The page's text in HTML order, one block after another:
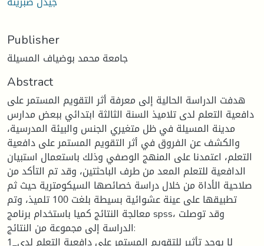
Publisher
جامعة محمد بوضياف المسيلة
Abstract
هدفت الدراسة الحالية إلى معرفة أثر التقويم المستمر على
دافعية التعلم لدى تلاميذ السنة الثالثة ابتدائي ببعض مدارس
مدينة المسيلة في ظل متغيري الجنس والبيئة المدرسية،
والكشف عن الفروق في أثر التقويم المستمر على دافعية
التعلم، اعتمدنا على المنهج الوصفي وذلك باستعمال استبيان
الدافعية للتعلم المعد من طرف الباحثتين، وقد تم التأكد من
صلاحية الأداة من خلال دراسة خصائصها السيكومترية حيث ثم
تطبيقها على عينة عشوائية بسيطة بلغت 100 تلميذ، وتم
معالجة النتائج كميا باستخدام برنامج spss، وقد توصلت
الدراسة إلى مجموعة من النتائج:
1_لا يوجد تأثير للتقويم المستمر على دافعية التعلم لدى